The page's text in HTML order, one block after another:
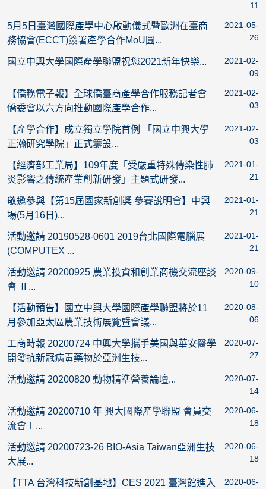
11
5月5日臺灣國際產學中心啟動儀式暨歐洲在臺商
務協會(ECCT)簽署產學合作MoU圓...
2021-05-
26
國立中興大學國際產學聯盟祝您2021新年快樂...
2021-02-
09
【僑務電子報】全球僑臺商產學合作服務記者會
僑委會以六方向推動國際產學合作...
2021-02-
03
【產學合作】成立獨立學院首例 「國立中興大學
正瀚研究學院」正式籌設...
2021-02-
03
【經濟部工業局】109年度「受嚴重特殊傳染性肺
炎影響之傳統產業創新研發」主題式研發...
2021-01-
21
敬邀參與【第15屆國家新創獎 參賽說明會】中興
場(5月16日)...
2021-01-
21
活動邀請 20190528-0601 2019台北國際電腦展
(COMPUTEX ...
2021-01-
21
活動邀請 20200925 農業投資和創業商機交流座談
會 Ⅱ...
2020-09-
10
【活動預告】國立中興大學國際產學聯盟將於11
月參加亞太區農業技術展覽暨會議...
2020-08-
06
工商時報 20200724 中興大學攜手美國與華安醫學
開發抗新冠病毒藥物於亞洲生技...
2020-07-
27
活動邀請 20200820 動物精準營養論壇...
2020-07-
14
活動邀請 20200710 年 興大國際產學聯盟 會員交
流會Ⅰ...
2020-06-
18
活動邀請 20200723-26 BIO-Asia Taiwan亞洲生技
大展...
2020-06-
18
【TTA 台灣科技新創基地】CES 2021 臺灣館進入
2020-06-